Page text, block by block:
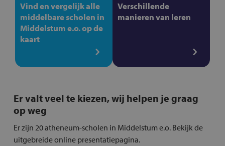
Vind en vergelijk alle
middelbare scholen in
Middelstum e.o. op de
kaart
Verschillende
manieren van leren
Er valt veel te kiezen, wij helpen je graag
op weg
Er zijn 20 atheneum-scholen in Middelstum e.o. Bekijk de
uitgebreide online presentatiepagina.